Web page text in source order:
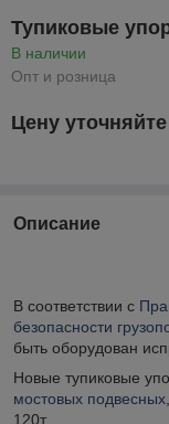
Тупиковые
В наличии
Опт и розница
Цену уточняйте
Описание
В соответствии с
безопасности
быть оборудован
Новые тупиковые
мостовых подвесных,
120т.